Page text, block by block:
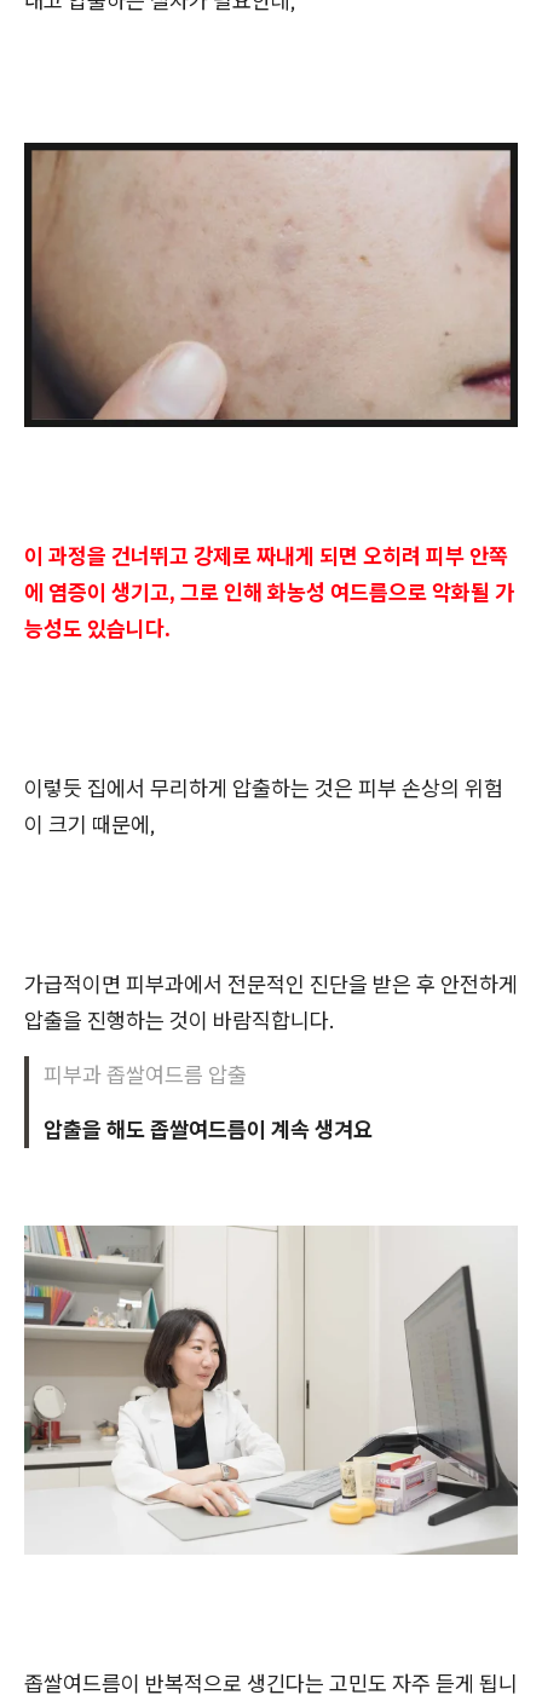
이 과정을 건너뛰고 강제로 짜내게 되면 오히려 피부 안쪽
에 염증이 생기고, 그로 인해 화농성 여드름으로 악화될 가
능성도 있습니다.
이렇듯 집에서 무리하게 압출하는 것은 피부 손상의 위험
이 크기 때문에,
가급적이면 피부과에서 전문적인 진단을 받은 후 안전하게
압출을 진행하는 것이 바람직합니다.
피부과 좁쌀여드름 압출
압출을 해도 좁쌀여드름이 계속 생겨요
좁쌀여드름이 반복적으로 생긴다는 고민도 자주 듣게 됩니